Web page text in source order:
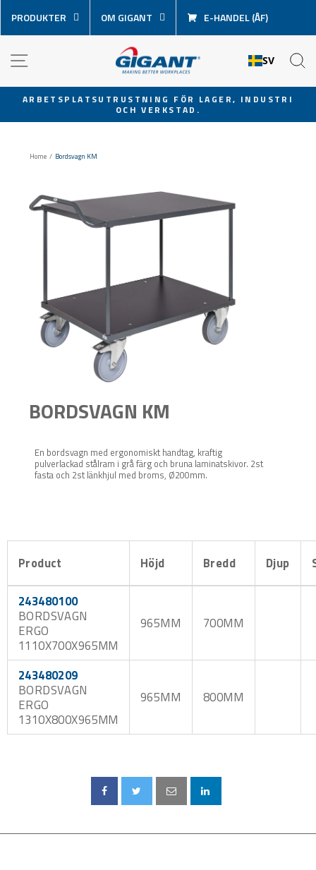
över
innehåll
PRODUKTER OM GIGANT E-HANDEL (ÅF)
SV
Pausa
ARBETSPLATSUTRUSTNING FÖR LAGER, INDUSTRI
OCH VERKSTAD.
Home / Bordsvagn KM
BORDSVAGN KM
En bordsvagn med ergonomiskt handtag, kraftig
pulverlackad stålram i grå färg och bruna laminatskivor. 2st
fasta och 2st länkhjul med broms, Ø200mm.
Product Höjd Bredd Djup
243480100
BORDSVAGN
ERGO
1110X700X965MM
965MM 700MM
243480209
BORDSVAGN
ERGO
1310X800X965MM
965MM 800MM